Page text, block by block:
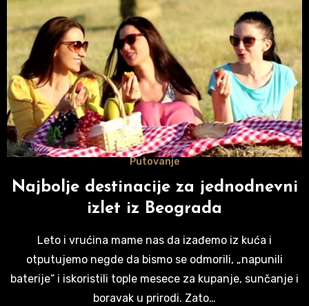
Putovanje
Najbolje destinacije za jednodnevni
izlet iz Beograda
Leto i vrućina mame nas da izađemo iz kuća i
otputujemo negde da bismo se odmorili, „napunili
baterije“ i iskoristili tople mesece za kupanje, sunčanje i
boravak u prirodi. Zato…